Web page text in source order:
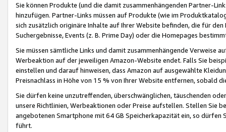
Sie können Produkte (und die damit zusammenhängenden Partner-
hinzufügen. Partner-Links müssen auf Produkte (wie im
sich zusätzlich originäre Inhalte auf Ihrer Website befinden, die für
Suchergebnisse, Events (z. B. Prime Day) oder die Homepages
Sie müssen sämtliche Links und damit zusammenhängende
Werbeaktion auf der jeweiligen Amazon-Website endet. Falls Sie
einstellen und darauf hinweisen, dass Amazon auf ausgewählte
Preisnachlass in Höhe von 15 % von Ihrer Website entfernen, sobald
Sie dürfen keine unzutreffenden, überschwänglichen, täuschenden
unsere Richtlinien, Werbeaktionen oder Preise aufstellen. Stellen Sie
angebotenen Smartphone mit 64 GB Speicherkapazität ein, so dürfen
führt.